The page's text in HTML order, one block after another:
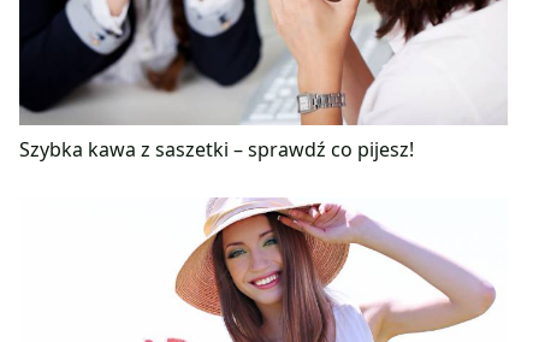
Szybka kawa z saszetki – sprawdź co pijesz!